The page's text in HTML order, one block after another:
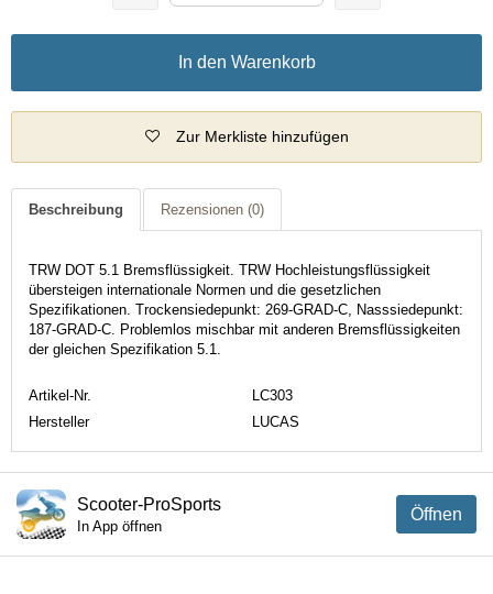
In den Warenkorb
Zur Merkliste hinzufügen
Beschreibung Rezensionen (0)
TRW DOT 5.1 Bremsflüssigkeit. TRW Hochleistungsflüssigkeit
übersteigen internationale Normen und die gesetzlichen
Spezifikationen. Trockensiedepunkt: 269-GRAD-C, Nasssiedepunkt:
187-GRAD-C. Problemlos mischbar mit anderen Bremsflüssigkeiten
der gleichen Spezifikation 5.1.
Artikel-Nr.
LC303
Hersteller
LUCAS
Öffnen
Scooter-ProSports
In App öffnen